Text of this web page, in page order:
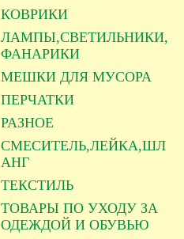
КОВРИКИ
ЛАМПЫ,СВЕТИЛЬНИКИ,
ФАНАРИКИ
МЕШКИ ДЛЯ МУСОРА
ПЕРЧАТКИ
РАЗНОЕ
СМЕСИТЕЛЬ,ЛЕЙКА,ШЛ
АНГ
ТЕКСТИЛЬ
ТОВАРЫ ПО УХОДУ ЗА
ОДЕЖДОЙ И ОБУВЬЮ